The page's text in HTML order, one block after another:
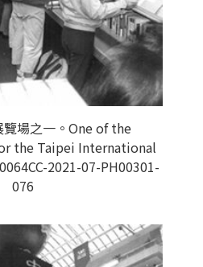
覽場之一。One of the
the Taipei International
2021-07-PH00301-
076